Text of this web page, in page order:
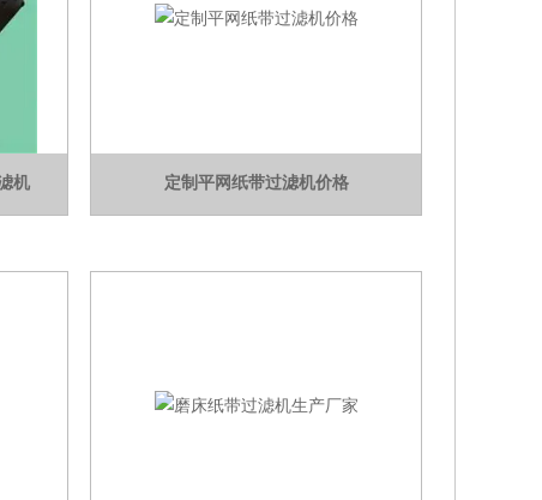
机 定制平网纸带过滤机价格